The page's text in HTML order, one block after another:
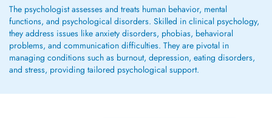
The psychologist assesses and treats human behavior, mental
functions, and psychological disorders. Skilled in clinical psychology,
they address issues like anxiety disorders, phobias, behavioral
problems, and communication difficulties. They are pivotal in
managing conditions such as burnout, depression, eating disorders,
and stress, providing tailored psychological support.